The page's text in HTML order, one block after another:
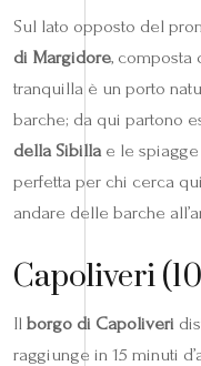
Sul lato opposto del
di Margidore, composta
tranquilla è un porto
barche; da qui partono
della Sibillae le
perfetta per chi cerca
andare delle barche
Capoliveri
Il borgo di Capoliveri
raggiunge in 15 minuti